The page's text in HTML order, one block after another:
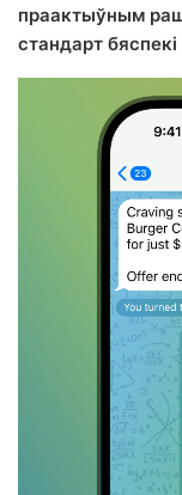
праактыўным
стандарт бяспекі